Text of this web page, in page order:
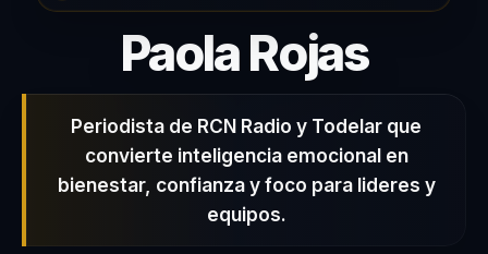
Paola Rojas–
Periodista de RCN Radio y Todelar que
convierte inteligencia emocional en
bienestar, confianza y foco para lideres y
equipos.